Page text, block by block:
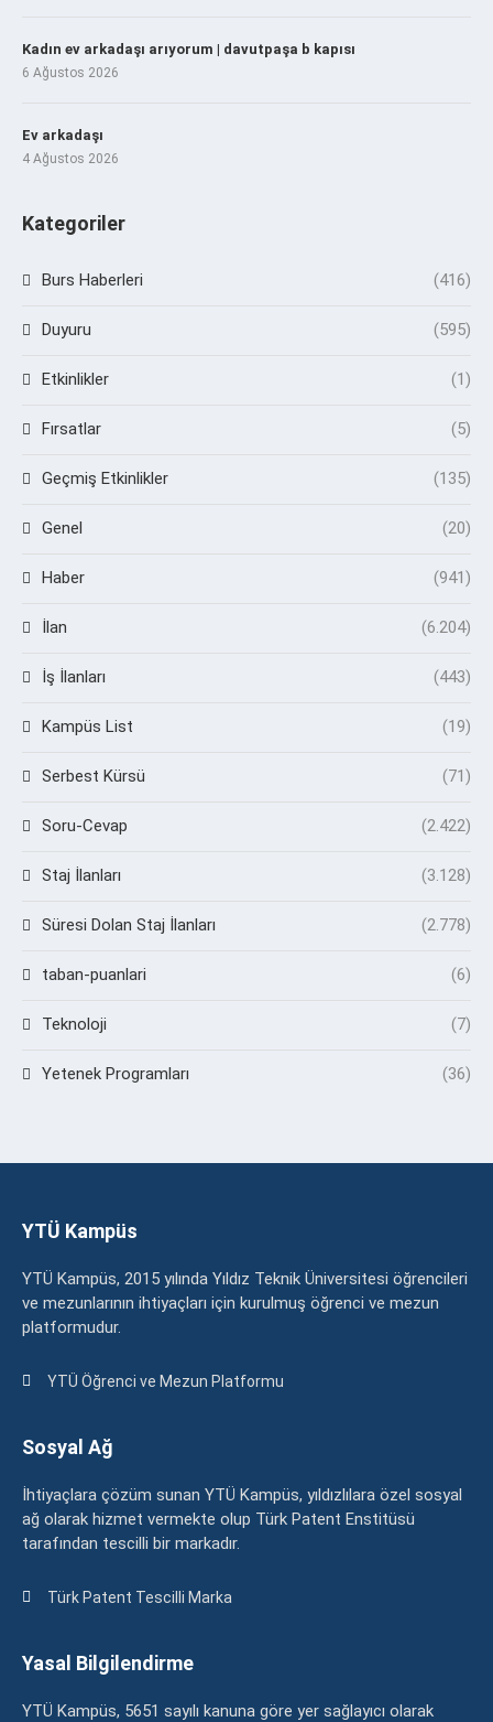
Kadın ev arkadaşı arıyorum | davutpaşa b kapısı
6 Ağustos 2026
Ev arkadaşı
4 Ağustos 2026
Kategoriler
Burs Haberleri (416)
Duyuru (595)
Etkinlikler (1)
Fırsatlar (5)
Geçmiş Etkinlikler (135)
Genel (20)
Haber (941)
İlan (6.204)
İş İlanları (443)
Kampüs List (19)
Serbest Kürsü (71)
Soru-Cevap (2.422)
Staj İlanları (3.128)
Süresi Dolan Staj İlanları (2.778)
taban-puanlari (6)
Teknoloji (7)
Yetenek Programları (36)
YTÜ Kampüs
YTÜ Kampüs, 2015 yılında Yıldız Teknik Üniversitesi öğrencileri
ve mezunlarının ihtiyaçları için kurulmuş öğrenci ve mezun
platformudur.
YTÜ Öğrenci ve Mezun Platformu
Sosyal Ağ
İhtiyaçlara çözüm sunan YTÜ Kampüs, yıldızlılara özel sosyal
ağ olarak hizmet vermekte olup Türk Patent Enstitüsü
tarafından tescilli bir markadır.
Türk Patent Tescilli Marka
Yasal Bilgilendirme
YTÜ Kampüs, 5651 sayılı kanuna göre yer sağlayıcı olarak